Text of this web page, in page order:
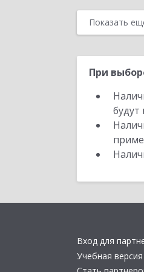
Показать
При
будут
Вход для
Учебная версия